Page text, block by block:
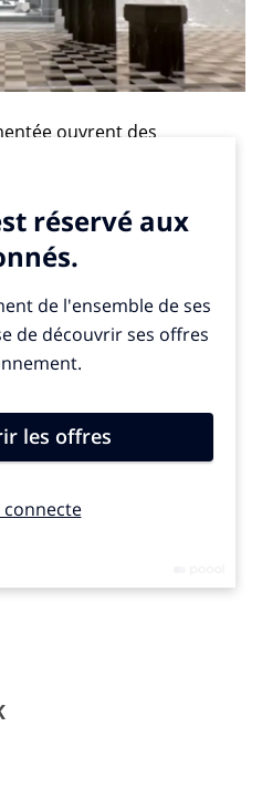
ouvrent des
pour le secteur du
360° … Le format vidéo
que les
la réalité virtuelle et
des lendemains
expériences
les consommateurs … Le
en plus simples, autant
l’accès aux clients,
et expérientiels.
Noire. Ces innovations
le British Fashion
virtuelle inédite. Enfin,